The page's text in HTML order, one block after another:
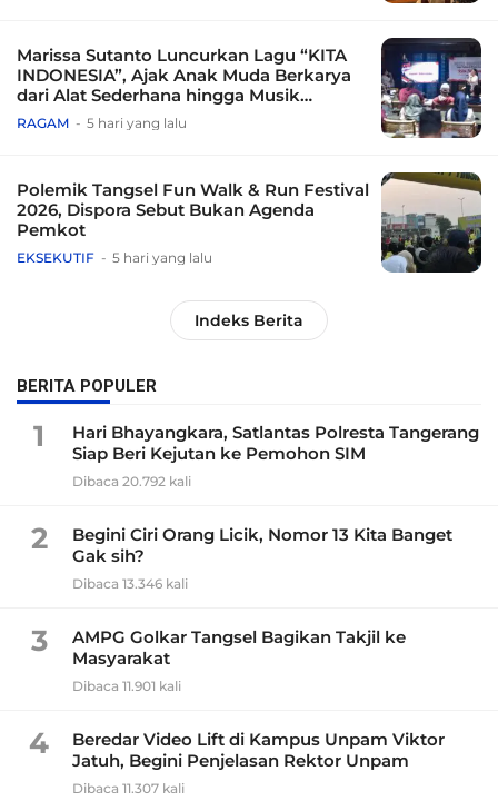
Marissa Sutanto Luncurkan Lagu “KITA
INDONESIA”, Ajak Anak Muda Berkarya
dari Alat Sederhana hingga Musik
Tradisional
RAGAM 5 hari yang lalu
Polemik Tangsel Fun Walk & Run Festival
2026, Dispora Sebut Bukan Agenda
Pemkot
EKSEKUTIF 5 hari yang lalu
Indeks Berita
BERITA POPULER
1
Hari Bhayangkara, Satlantas Polresta Tangerang
Siap Beri Kejutan ke Pemohon SIM
Dibaca 20.792 kali
2
Begini Ciri Orang Licik, Nomor 13 Kita Banget
Gak sih?
Dibaca 13.346 kali
3
AMPG Golkar Tangsel Bagikan Takjil ke
Masyarakat
Dibaca 11.901 kali
4
Beredar Video Lift di Kampus Unpam Viktor
Jatuh, Begini Penjelasan Rektor Unpam
Dibaca 11.307 kali